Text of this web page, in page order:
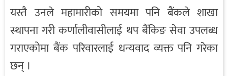
यस्तै उनले महामारीको समयमा पनि बैंकले शाखा
स्थापना गरी कर्णालीवासीलाई थप बैंकिङ सेवा उपलब्ध
गराएकोमा बैंक परिवारलाई धन्यवाद व्यक्त पनि गरेका
छन् ।